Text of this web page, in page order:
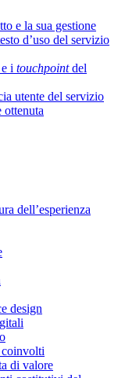
e la sua gestione
d’uso del servizio
i touchpointdel
utente del servizio
ottenuta
dell’esperienza
design
di valore